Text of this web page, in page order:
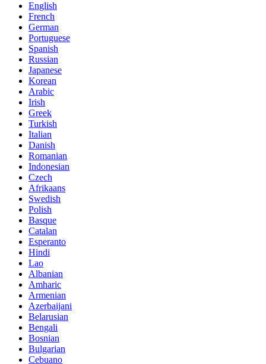
English
French
German
Portuguese
Spanish
Russian
Japanese
Korean
Arabic
Irish
Greek
Turkish
Italian
Danish
Romanian
Indonesian
Czech
Afrikaans
Swedish
Polish
Basque
Catalan
Esperanto
Hindi
Lao
Albanian
Amharic
Armenian
Azerbaijani
Belarusian
Bengali
Bosnian
Bulgarian
Cebuano